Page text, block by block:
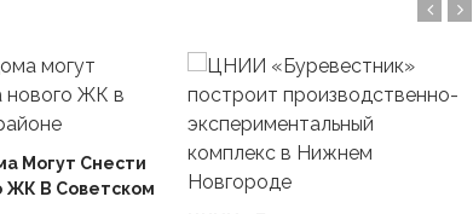
Могут Снести
ЖК В Советском